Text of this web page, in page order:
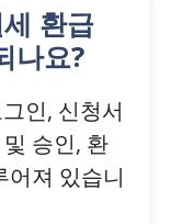
환급
나요?
인, 신청서
승인, 환
어져 있습니